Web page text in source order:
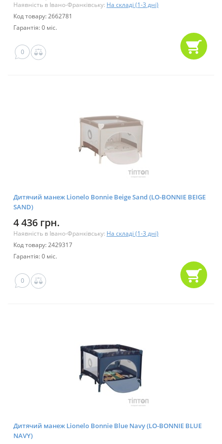
Наявність в Івано-Франківську: На складі (1-3 дні)
Код товару: 2662781
Гарантія: 0 міс.
0
Дитячий манеж Lionelo Bonnie Beige Sand (LO-BONNIE BEIGE
SAND)
4 436 грн.
Наявність в Івано-Франківську: На складі (1-3 дні)
Код товару: 2429317
Гарантія: 0 міс.
0
Дитячий манеж Lionelo Bonnie Blue Navy (LO-BONNIE BLUE
NAVY)